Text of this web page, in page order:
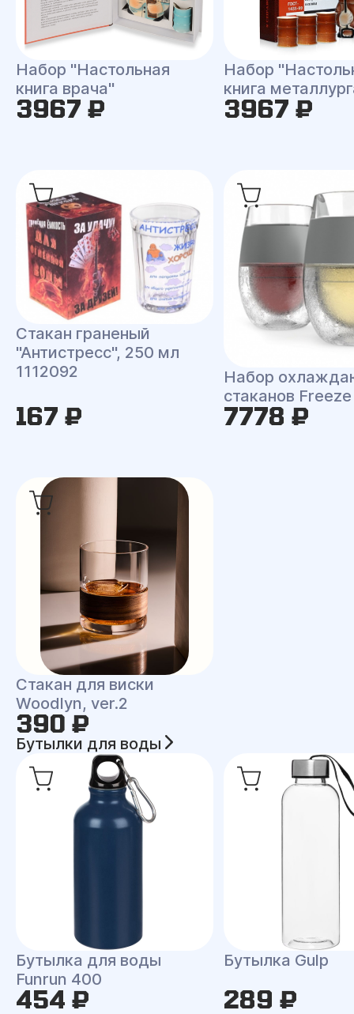
Набор "Настольная
книга врача"
3967 ₽
Набор
книга
3967 ₽
Стакан граненый
"Антистресс", 250 мл
1112092
167 ₽
Набор
стаканов Freeze
7778 ₽
Стакан для виски
Woodlyn, ver.2
390 ₽
Бутылки для воды
Бутылка для воды
Funrun 400
454 ₽
Бутылка Gulp
289 ₽